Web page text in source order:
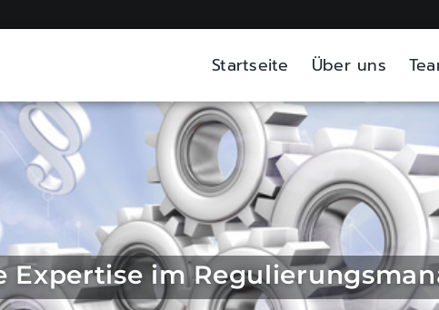
Startseite Über uns
Expertise im